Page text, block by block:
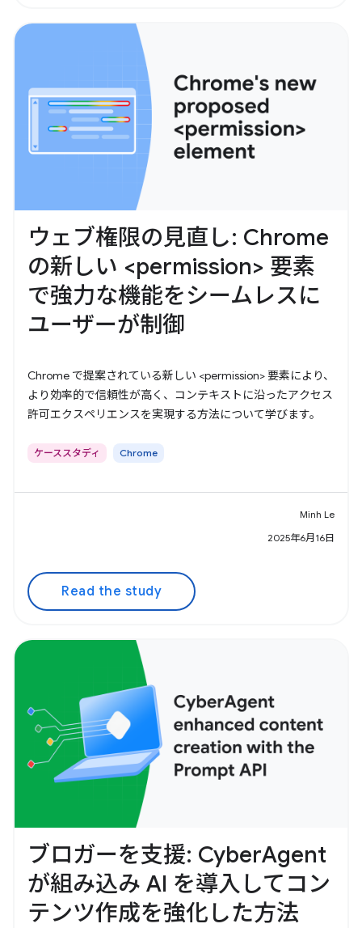
ウェブ権限の見直し: Chrome
の新しい <permission> 要素
で強力な機能をシームレスに
ユーザーが制御
Chrome で提案されている新しい <permission> 要素により、
より効率的で信頼性が高く、コンテキストに沿ったアクセス
許可エクスペリエンスを実現する方法について学びます。
ケーススタディ Chrome
Minh Le
2025年6月16日
Read the study
ブロガーを支援: CyberAgent
が組み込み AI を導入してコン
テンツ作成を強化した方法